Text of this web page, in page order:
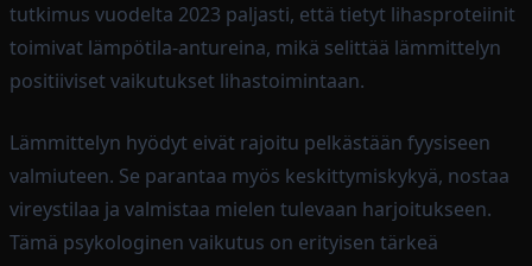
tutkimus vuodelta 2023 paljasti, että tietyt lihasproteiinit
toimivat lämpötila-antureina, mikä selittää lämmittelyn
positiiviset vaikutukset lihastoimintaan.
Lämmittelyn hyödyt eivät rajoitu pelkästään fyysiseen
valmiuteen. Se parantaa myös keskittymiskykyä, nostaa
vireystilaa ja valmistaa mielen tulevaan harjoitukseen.
Tämä psykologinen vaikutus on erityisen tärkeä